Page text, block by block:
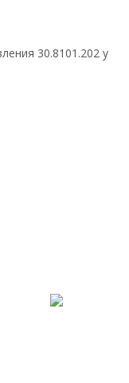
30.8101.202 у